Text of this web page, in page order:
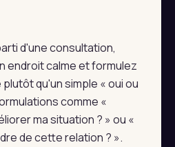
d'une consultation,
endroit calme et formulez
qu'un simple « oui ou
comme «
ma situation ? » ou «
de cette relation ? ».